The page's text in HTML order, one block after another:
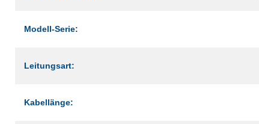
Modell-Serie:
Leitungsart:
Kabellänge: